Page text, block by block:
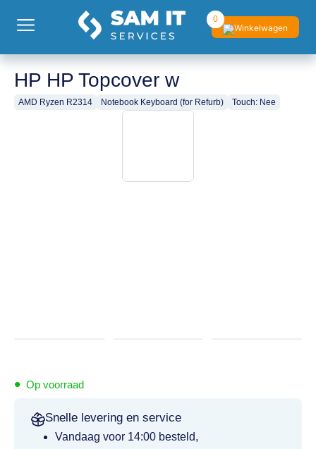
0
HP HP Topcover w
AMD Ryzen R2314 Notebook Keyboard (for Refurb) Touch: Nee
• Op voorraad
Snelle levering en service
Vandaag voor 14:00 besteld,